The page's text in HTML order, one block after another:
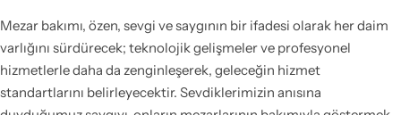
Mezar bakımı, özen, sevgi ve saygının bir ifadesi olarak her daim
varlığını sürdürecek; teknolojik gelişmeler ve profesyonel
hizmetlerle daha da zenginleşerek, geleceğin hizmet
standartlarını belirleyecektir. Sevdiklerimizin anısına